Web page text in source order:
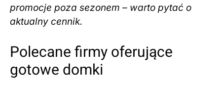
promocje poza sezonem – warto pytać o
aktualny cennik.
Polecane firmy oferujące
gotowe domki